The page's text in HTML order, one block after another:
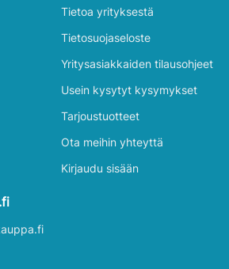
Tietoa yrityksestä
Tietosuojaseloste
Yritysasiakkaiden tilausohjeet
Usein kysytyt kysymykset
Tarjoustuotteet
Ota meihin yhteyttä
Kirjaudu sisään